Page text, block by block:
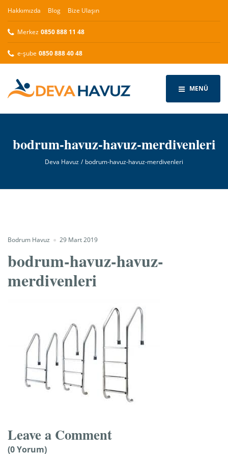
Hakkımızda Blog Bize Ulaşın
Merkez 0850 888 11 48
e-şube 0850 888 40 48
MENÜ
bodrum-havuz-havuz-merdivenleri
Deva Havuz bodrum-havuz-havuz-merdivenleri
Bodrum Havuz 29 Mart 2019
bodrum-havuz-havuz-
merdivenleri
Leave a Comment
(0 Yorum)